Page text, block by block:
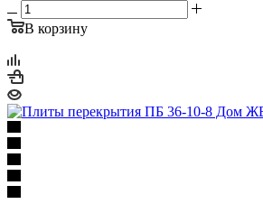
В корзину